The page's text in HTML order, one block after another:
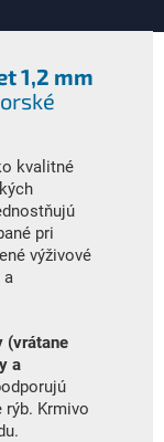
1,2 mm
kvalitné
pri
výživové
(vrátane
a
rýb. Krmivo